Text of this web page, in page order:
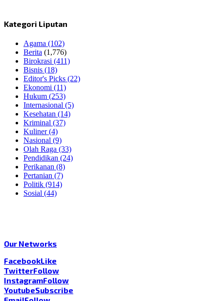
Kategori Liputan
Agama (102)
Berita (1,776)
Birokrasi (411)
Bisnis (18)
Editor's Picks (22)
Ekonomi (11)
Hukum (253)
Internasional (5)
Kesehatan (14)
Kriminal (37)
Kuliner(4)
Nasional (9)
Olah Raga (33)
Pendidikan (24)
Perikanan (8)
Pertanian (7)
Politik (914)
Sosial (44)
Our Networks
FacebookLike
TwitterFollow
InstagramFollow
YoutubeSubscribe